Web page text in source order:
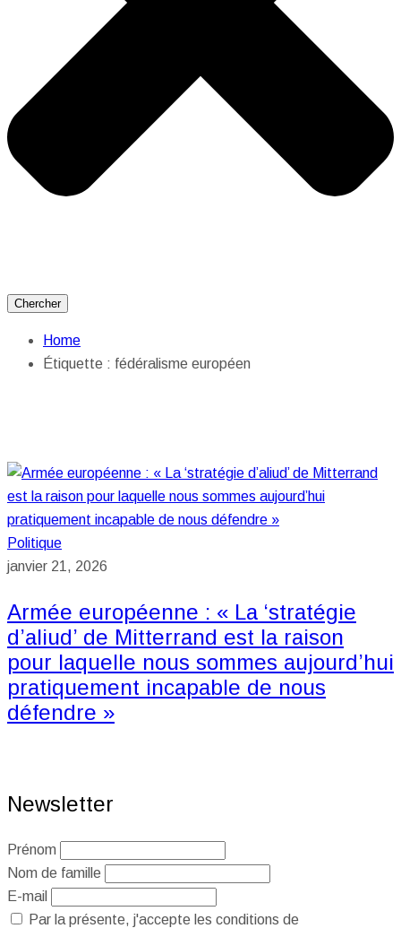
Chercher
Home
Étiquette : fédéralisme européen
Politique
janvier 21, 2026
Armée européenne : « La ‘stratégie
d’aliud’ de Mitterrand est la raison
pour laquelle nous sommes aujourd’hui
pratiquement incapable de nous
défendre »
Newsletter
Prénom
Nom de famille
E-mail
Par la présente, j'accepte les conditions de